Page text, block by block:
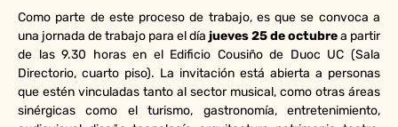
Como parte de este proceso de trabajo, es que se convoca a
una jornada de trabajo para el día jueves 25 de octubrea partir
de las 9.30 horas en el Edificio Cousiño de Duoc UC (Sala
Directorio, cuarto piso). La invitación está abierta a personas
que estén vinculadas tanto al sector musical, como otras áreas
sinérgicas como el turismo, gastronomía, entretenimiento,